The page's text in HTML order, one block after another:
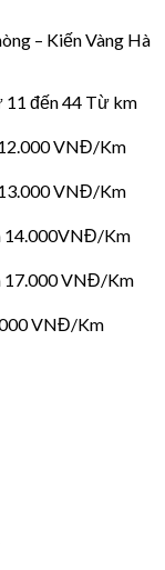
– Kiến Vàng Hà
11 đến 44 Từ km
VNĐ/Km
VNĐ/Km
14.000VNĐ/Km
17.000 VNĐ/Km
VNĐ/Km